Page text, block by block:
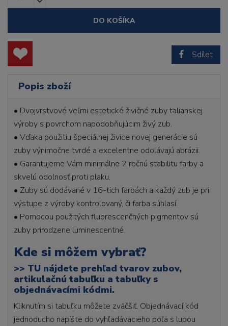
DO KOŠÍKA
Sdílet
Popis zboží
• Dvojvrstvové veľmi estetické živičné zuby talianskej
výroby s povrchom napodobňujúcim živý zub.
• Vďaka použitiu špeciálnej živice novej generácie sú
zuby výnimočne tvrdé a excelentne odolávajú abrázii.
• Garantujeme Vám minimálne 2 ročnú stabilitu farby a
skvelú odolnosť proti plaku.
• Zuby sú dodávané v 16-tich farbách a každý zub je pri
výstupe z výroby kontrolovaný, či farba súhlasí.
• Pomocou použitých fluorescenčných pigmentov sú
zuby prirodzene luminescentné.
Kde si môžem vybrať?
>> TU nájdete prehľad tvarov zubov,
artikulačnú tabuľku a tabuľky s
objednávacími kódmi.
Kliknutím si tabuľku môžete zväčšiť. Objednávací kód
jednoducho napíšte do vyhľadávacieho poľa s lupou